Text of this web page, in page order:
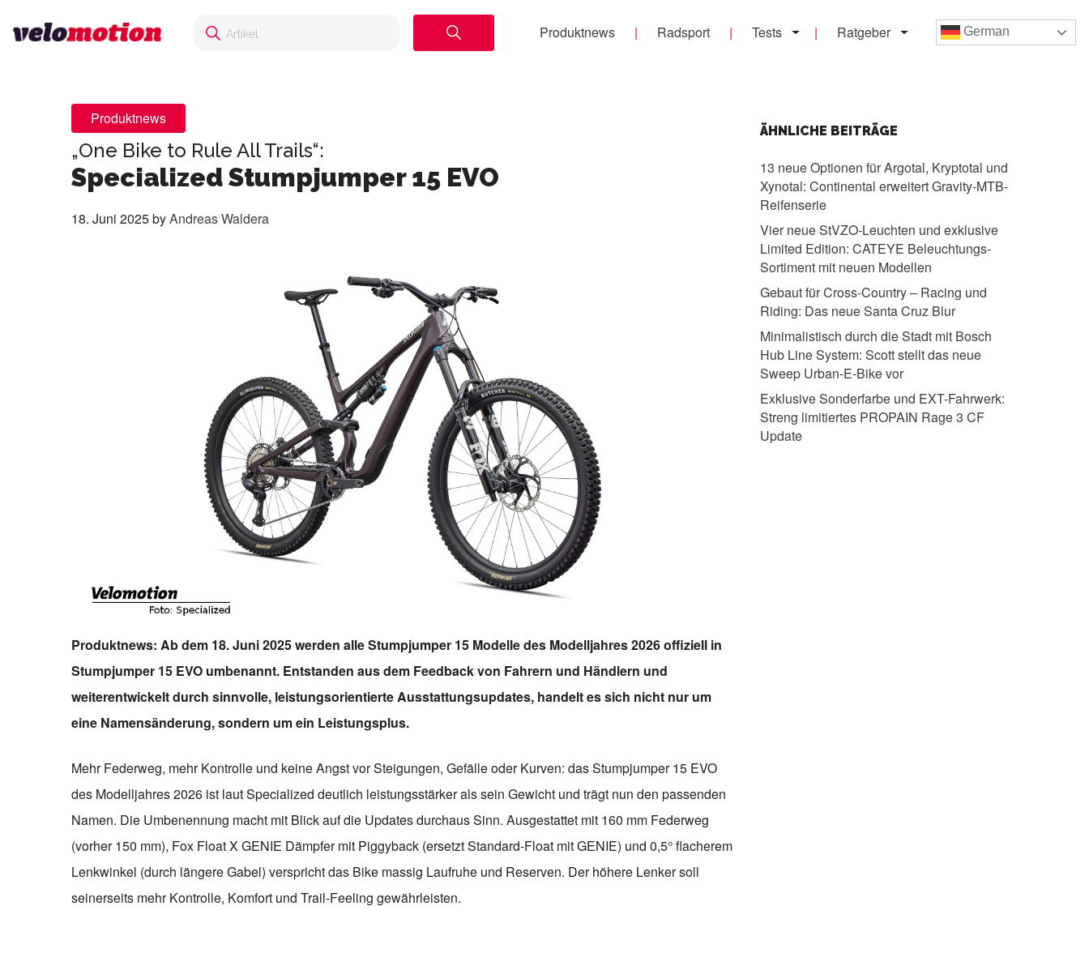
Produktnews Radsport Tests Ratgeber German
Produktnews
„One Bike to Rule All Trails“:
Specialized Stumpjumper 15 EVO
18. Juni 2025byAndreas Waldera
Produktnews: Ab dem 18. Juni 2025 werden alle Stumpjumper 15 Modelle des Modelljahres 2026 offiziell in
Stumpjumper 15 EVO umbenannt. Entstanden aus dem Feedback von Fahrern und Händlern und
weiterentwickelt durch sinnvolle, leistungsorientierte Ausstattungsupdates, handelt es sich nicht nur um
eine Namensänderung, sondern um ein Leistungsplus.
Mehr Federweg, mehr Kontrolle und keine Angst vor Steigungen, Gefälle oder Kurven: das Stumpjumper 15 EVO
des Modelljahres 2026 ist laut Specialized deutlich leistungsstärker als sein Gewicht und trägt nun den passenden
Namen. Die Umbenennung macht mit Blick auf die Updates durchaus Sinn. Ausgestattet mit 160 mm Federweg
(vorher 150 mm), Fox Float X GENIE Dämpfer mit Piggyback (ersetzt Standard-Float mit GENIE) und 0,5° flacherem
Lenkwinkel (durch längere Gabel) verspricht das Bike massig Laufruhe und Reserven. Der höhere Lenker soll
seinerseits mehr Kontrolle, Komfort und Trail-Feeling gewährleisten.
ÄHNLICHE BEITRÄGE
13 neue Optionen für Argotal, Kryptotal und
Xynotal: Continental erweitert Gravity-MTB-
Reifenserie
Vier neue StVZO-Leuchten und exklusive
Limited Edition: CATEYE Beleuchtungs-
Sortiment mit neuen Modellen
Gebaut für Cross-Country – Racing und
Riding: Das neue Santa Cruz Blur
Minimalistisch durch die Stadt mit Bosch
Hub Line System: Scott stellt das neue
Sweep Urban-E-Bike vor
Exklusive Sonderfarbe und EXT-Fahrwerk:
Streng limitiertes PROPAIN Rage 3 CF
Update